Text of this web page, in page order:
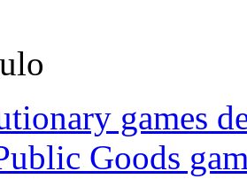
games
Goods